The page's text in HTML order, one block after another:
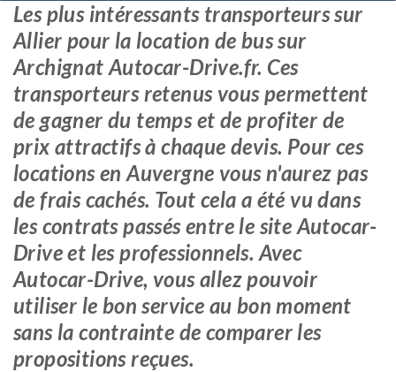
Les plus intéressants transporteurs sur
Allier pour la location de bus sur
Archignat Autocar-Drive.fr. Ces
transporteurs retenus vous permettent
de gagner du temps et de profiter de
prix attractifs à chaque devis. Pour ces
locations en Auvergne vous n'aurez pas
de frais cachés. Tout cela a été vu dans
les contrats passés entre le site Autocar-
Drive et les professionnels. Avec
Autocar-Drive, vous allez pouvoir
utiliser le bon service au bon moment
sans la contrainte de comparer les
propositions reçues.